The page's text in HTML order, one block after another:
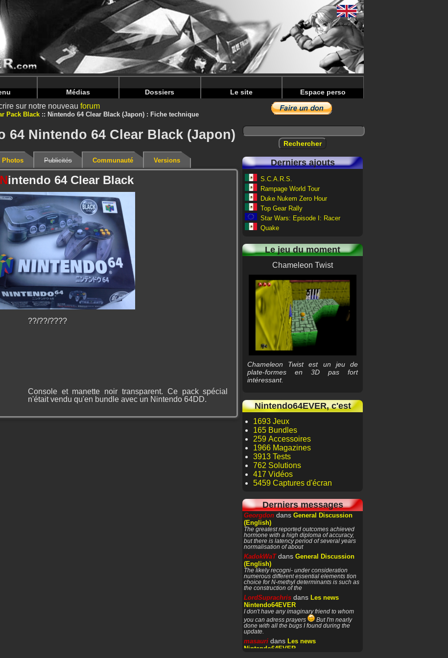
nintendoju/www/Bundle-Details.phpon line71
nintendoju/www/Bundle-Details.phpon line75
Médias Dossiers Le site Espace perso
sur notre nouveau forum
Pack Black Nintendo 64 Clear Black (Japon) : Fiche technique
64 Nintendo 64 Clear Black (Japon)
Photos Publicités Communauté Versions
Nintendo 64 Clear Black
??/??/????
Console et manette noir transparent. Ce pack spécial
n'était vendu qu'en bundle avec un Nintendo 64DD.
Derniers ajouts
S.C.A.R.S.
Rampage World Tour
Duke Nukem Zero Hour
Top Gear Rally
Star Wars: Episode I: Racer
Quake
Le jeu du moment
Chameleon Twist
Chameleon Twist est un jeu de
plate-formes en 3D pas fort
intéressant.
Nintendo64EVER, c'est
1693 Jeux
165 Bundles
259 Accessoires
1966 Magazines
3913 Tests
762 Solutions
417 Vidéos
5459 Captures d'écran
Derniers messages
Georgdon dans General Discussion
(English)
The greatest reported outcomes achieved
hormone with a high diploma of accuracy,
but there is latency period of several years
normalisation of about
KadokWaTdans General Discussion
(English)
The likely recogni- under consideration
numerous different essential elements tion
choice for N-methyl determinants is such as
the construction of the
LordSuprachris dans Les news
Nintendo64EVER
I don't have any imaginary friend to whom
you can adress prayers
But I'm nearly
done with all the bugs I found during the
update.
masauri dans Les news
Nintendo64EVER